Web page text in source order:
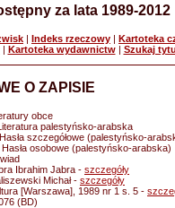
za lata 1989-2012
| Indeks rzeczowy | Kartoteka
| Kartoteka wydawnictw| Szukaj
O ZAPISIE
obce
palestyńsko-arabska
szczegółowe (palestyńsko-
osobowe (palestyńsko-arabska)
Ibrahim Jabra - szczegóły
Michał - szczegóły
[Warszawa], 1989 nr 1 s. 5 -
(BD)